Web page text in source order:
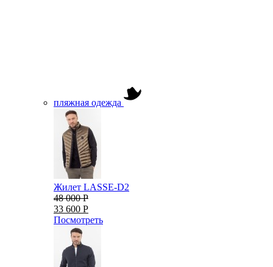
пляжная одежда
Жилет LASSE-D2
48 000 Р
33 600 Р
Посмотреть